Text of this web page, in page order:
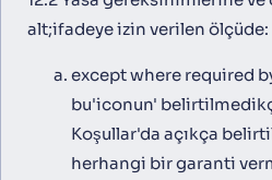
alt;ifadeye izin verilen ölçüde:
except where required
bu'iconun'
Koşullar'da açıkça
herhangi bir garanti